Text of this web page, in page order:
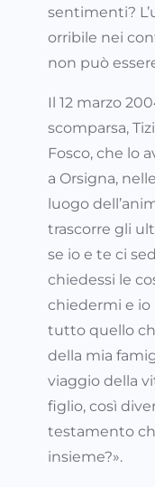
sentimenti?
orribile nei
non può
Il 12 marzo
scomparsa,
Fosco, che lo
a Orsigna,
luogo
trascorre gli
se io e te ci
chiedessi le
chiedermi e io
tutto quello
della mia
viaggio della
figlio, così
testamento
insieme?».